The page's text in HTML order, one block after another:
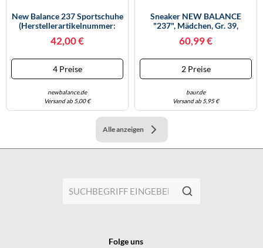
New Balance 237 Sportschuhe
(Herstellerartikelnummer:
42,00 €
4 Preise
newbalance.de
Versand ab 5,00 €
Sneaker NEW BALANCE
"237", Mädchen, Gr. 39,
Schuhe Sneaker (50436742-
60,99 €
2 Preise
baur.de
Versand ab 5,95 €
Alle anzeigen
Folge uns